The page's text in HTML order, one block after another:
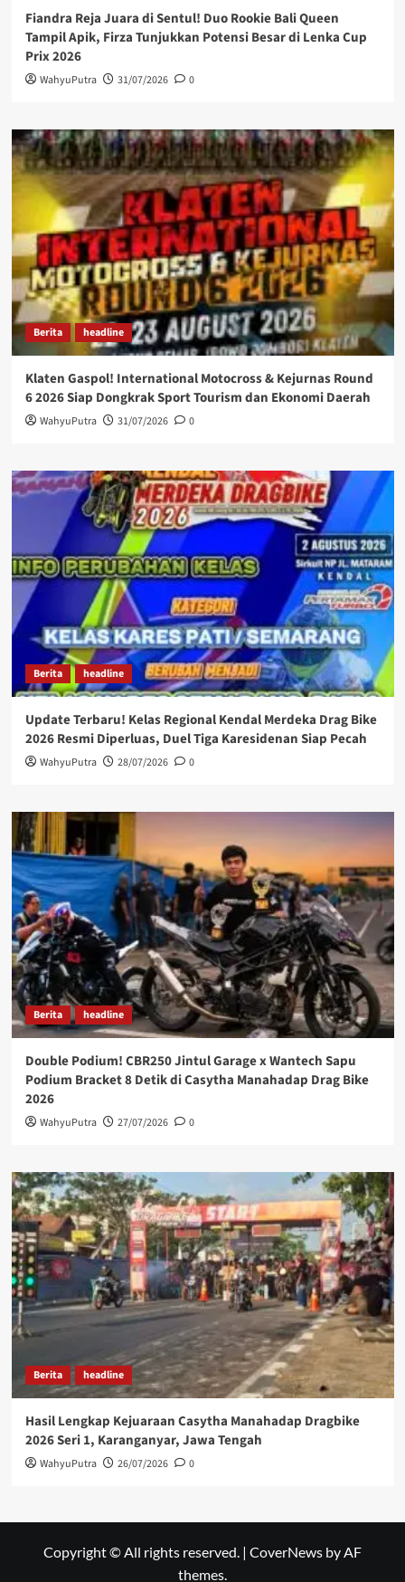
Fiandra Reja Juara di Sentul! Duo Rookie Bali Queen
Tampil Apik, Firza Tunjukkan Potensi Besar di Lenka Cup
Prix 2026
WahyuPutra 31/07/2026 0
Berita headline
Klaten Gaspol! International Motocross & Kejurnas Round
6 2026 Siap Dongkrak Sport Tourism dan Ekonomi Daerah
WahyuPutra 31/07/2026 0
Berita headline
Update Terbaru! Kelas Regional Kendal Merdeka Drag Bike
2026 Resmi Diperluas, Duel Tiga Karesidenan Siap Pecah
WahyuPutra 28/07/2026 0
Berita headline
Double Podium! CBR250 Jintul Garage x Wantech Sapu
Podium Bracket 8 Detik di Casytha Manahadap Drag Bike
2026
WahyuPutra 27/07/2026 0
Berita headline
Hasil Lengkap Kejuaraan Casytha Manahadap Dragbike
2026 Seri 1, Karanganyar, Jawa Tengah
WahyuPutra 26/07/2026 0
Copyright © All rights reserved. | CoverNews by AF
themes.